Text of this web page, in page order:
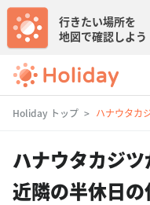
行きたい場所を
地図で確認しよう
Holiday トップ ハナウタカ
ハナウタカジ
近隣の半休日